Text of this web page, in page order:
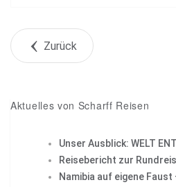
+1Zurück
Aktuelles von Scharff Reisen
Unser Ausblick: WELT
Reisebericht zur
Namibia auf eigene